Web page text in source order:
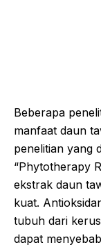
Beberapa
manfaat daun
penelitian yang
“Phytotherapy
ekstrak daun
kuat.
tubuh dari
dapat